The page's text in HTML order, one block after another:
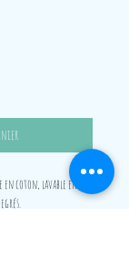
en coton, lavable en